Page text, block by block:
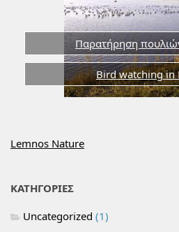
Παρατήρηση
Bird watching in
Lemnos Nature
ΚΑΤΗΓΟΡΙΕΣ
Uncategorized (1)